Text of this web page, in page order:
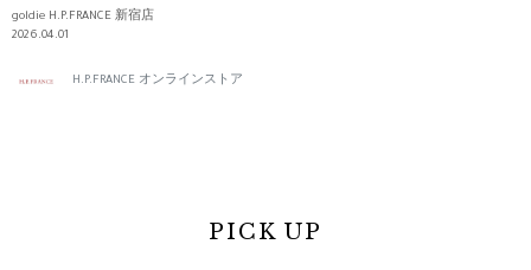
ント
goldie H.P.FRANCE 新宿店
2026.04.01
H.P.FRANCE オンラインストア
PICK UP